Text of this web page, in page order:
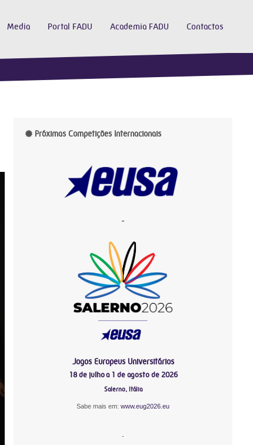
Media Portal FADU Academia FADU Contactos
Próximas Competições Internacionais
-
Jogos Europeus Universitários
18 de julho a 1 de agosto de 2026
Salerno, Itália
Sabe mais em:www.eug2026.eu
-